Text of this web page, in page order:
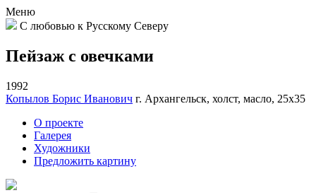
Меню
С любовью к Русскому Северу
Пейзаж с овечками
1992
Копылов Борис Иванович г. Архангельск, холст, масло, 25х35
О проекте
Галерея
Художники
Предложить картину